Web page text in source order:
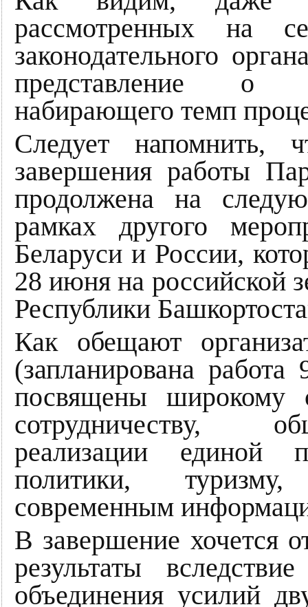
рассмотренных на
законодательного
представление о
набирающего темп
Следует напомнить,
завершения работы
продолжена на
рамках другого
Беларуси и России,
28 июня на российской
Республики
Как обещают
(запланирована
посвящены широкому
сотрудничеству,
реализации единой
политики, туризму,
современным
В завершение хочется
результаты
объединения усилий